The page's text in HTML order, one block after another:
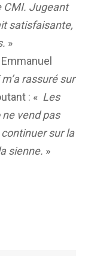
CMI. Jugeant
satisfaisante,
»
rassuré sur
: « Les
vend pas
continuer sur la
sienne. »